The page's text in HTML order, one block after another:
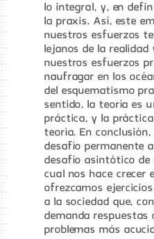
lo integral, y, en
la praxis. Así, este
nuestros esfuerzos
lejanos de la realidad
nuestros esfuerzos
naufragar en los
del esquematismo
sentido, la teoría es
práctica, y la
teoría. En conclusión,
desafío permanente
desafío asintótico de
cual nos hace crecer
ofrezcamos
a la sociedad que,
demanda respuestas
problemas más